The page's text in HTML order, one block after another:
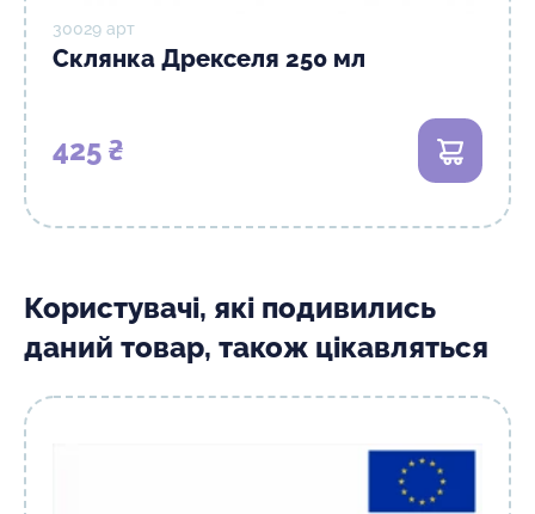
30029 арт
Склянка Дрекселя 250 мл
425 ₴ В кошик
Користувачі, які подивились
даний товар, також цікавляться